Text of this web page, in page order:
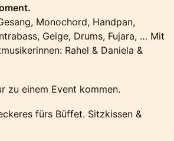
Monochord, Handpan,
Geige, Drums, Fujara, … Mit
Rahel & Daniela &
zu einem Event kommen.
fürs Büffet. Sitzkissen &